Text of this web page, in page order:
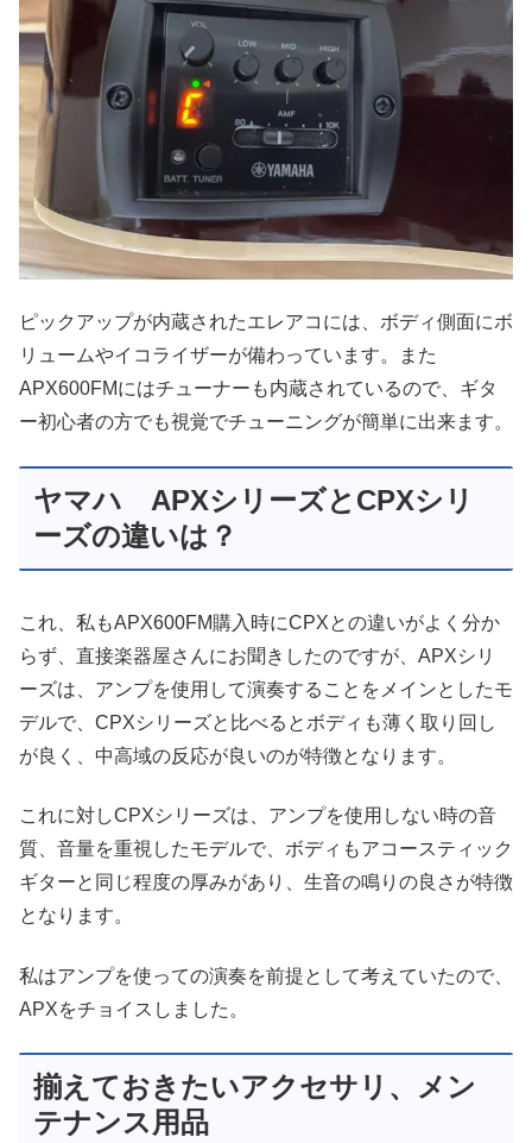
ピックアップが内蔵されたエレアコには、ボディ側面にボ
リュームやイコライザーが備わっています。また
APX600FMにはチューナーも内蔵されているので、ギタ
ー初心者の方でも視覚でチューニングが簡単に出来ます。
ヤマハ APXシリーズとCPXシリ
ーズの違いは？
これ、私もAPX600FM購入時にCPXとの違いがよく分か
らず、直接楽器屋さんにお聞きしたのですが、APXシリ
ーズは、アンプを使用して演奏することをメインとしたモ
デルで、CPXシリーズと比べるとボディも薄く取り回し
が良く、中高域の反応が良いのが特徴となります。
これに対しCPXシリーズは、アンプを使用しない時の音
質、音量を重視したモデルで、ボディもアコースティック
ギターと同じ程度の厚みがあり、生音の鳴りの良さが特徴
となります。
私はアンプを使っての演奏を前提として考えていたので、
APXをチョイスしました。
揃えておきたいアクセサリ、メン
テナンス用品